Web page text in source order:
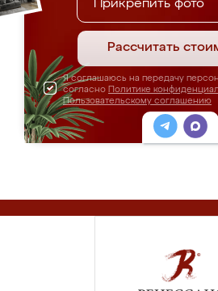
Прикрепить фото
Рассчитать
Я соглашаюсь на передачу
согласно Политике
Пользовательскому соглашению